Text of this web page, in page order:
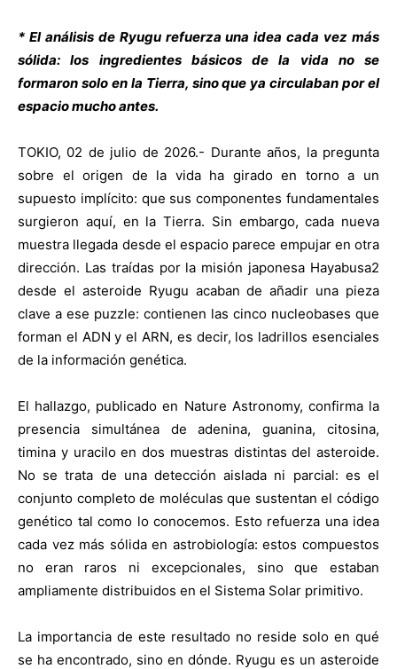
* El análisis de Ryugu refuerza una idea cada vez más
sólida: los ingredientes básicos de la vida no se
formaron solo en la Tierra, sino que ya circulaban por el
espacio mucho antes.
TOKIO, 02 de julio de 2026.- Durante años, la pregunta
sobre el origen de la vida ha girado en torno a un
supuesto implícito: que sus componentes fundamentales
surgieron aquí, en la Tierra. Sin embargo, cada nueva
muestra llegada desde el espacio parece empujar en otra
dirección. Las traídas por la misión japonesa Hayabusa2
desde el asteroide Ryugu acaban de añadir una pieza
clave a ese puzzle: contienen las cinco nucleobases que
forman el ADN y el ARN, es decir, los ladrillos esenciales
de la información genética.
El hallazgo, publicado en Nature Astronomy, confirma la
presencia simultánea de adenina, guanina, citosina,
timina y uracilo en dos muestras distintas del asteroide.
No se trata de una detección aislada ni parcial: es el
conjunto completo de moléculas que sustentan el código
genético tal como lo conocemos. Esto refuerza una idea
cada vez más sólida en astrobiología: estos compuestos
no eran raros ni excepcionales, sino que estaban
ampliamente distribuidos en el Sistema Solar primitivo.
La importancia de este resultado no reside solo en qué
se ha encontrado, sino en dónde. Ryugu es un asteroide